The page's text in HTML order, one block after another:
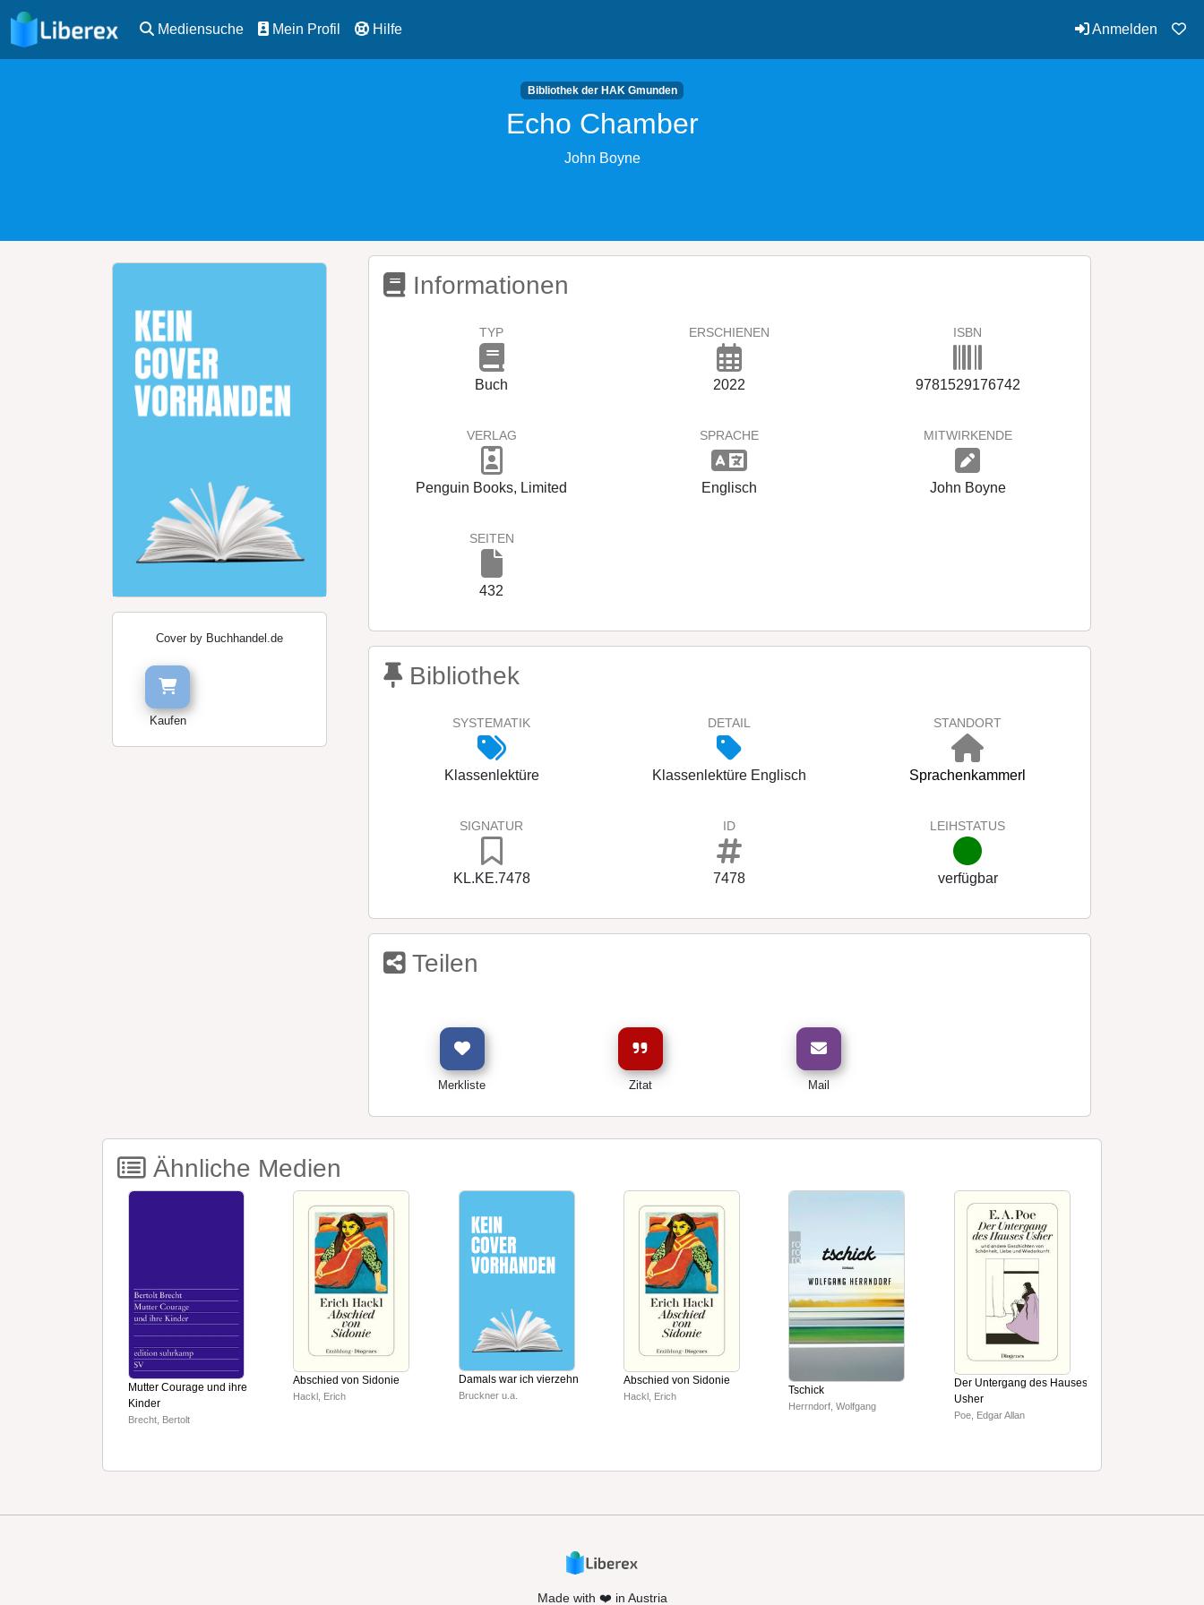
Mediensuche Mein Profil Hilfe Anmelden
Bibliothek der HAK Gmunden
Echo Chamber
John Boyne
Cover by Buchhandel.de
Kaufen
Informationen
TYP
Buch
ERSCHIENEN
2022
ISBN
9781529176742
VERLAG
Penguin Books, Limited
SPRACHE
Englisch
MITWIRKENDE
John Boyne
SEITEN
432
Bibliothek
SYSTEMATIK
Klassenlektüre
DETAIL
Klassenlektüre Englisch
STANDORT
Sprachenkammerl
SIGNATUR
KL.KE.7478
ID
7478
LEIHSTATUS
verfügbar
Teilen
Merkliste Zitat Mail
Ähnliche Medien
Mutter Courage und ihre
Kinder
Brecht, Bertolt
Abschied von Sidonie
Hackl, Erich
Damals war ich vierzehn
Bruckner u.a.
Abschied von Sidonie
Hackl, Erich Tschick
Herrndorf, Wolfgang
Der Untergang des Hauses
Usher
Poe, Edgar Allan
Made with ❤️ in Austria